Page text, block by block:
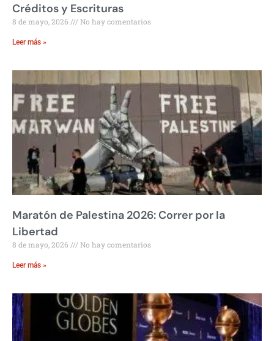
Créditos y Escrituras
8 de mayo, 2026 No hay comentarios
Leer más »
Maratón de Palestina 2026: Correr por la
Libertad
8 de mayo, 2026 No hay comentarios
Leer más »